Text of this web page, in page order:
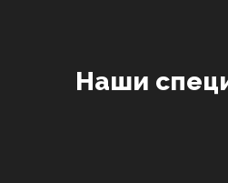
Наши